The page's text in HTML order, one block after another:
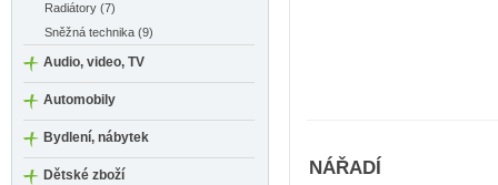
Radiátory (7)
Sněžná technika (9)
Audio, video, TV
Automobily
Bydlení, nábytek
Dětské zboží NÁŘADÍ